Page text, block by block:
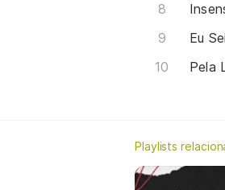
Eu
Pela
Playlists